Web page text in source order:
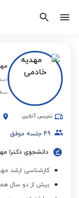
تدریس آنلاین
49 جلسه موفق
دانشجوی دکترا
کارشناسی ارشد
بیش از دو سال